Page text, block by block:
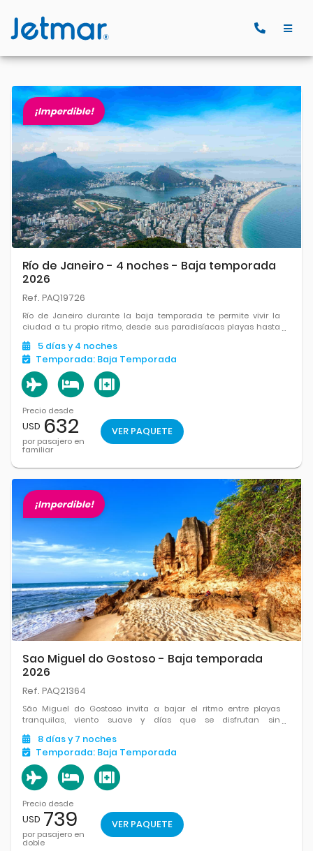
¡Imperdible!
Río de Janeiro - 4 noches - Baja temporada
2026
Ref. PAQ19726
Río de Janeiro durante la baja temporada te permite vivir la
ciudad a tu propio ritmo, desde sus paradisíacas playas hasta
5 díasy 4 noches
Temporada: Baja Temporada
Precio desde
USD 632
por pasajero en
familiar
VER PAQUETE
¡Imperdible!
Sao Miguel do Gostoso - Baja temporada
2026
Ref. PAQ21364
São Miguel do Gostoso invita a bajar el ritmo entre playas
tranquilas, viento suave y días que se disfrutan sin
8 díasy 7 noches
Temporada: Baja Temporada
Precio desde
USD 739
por pasajero en
doble
VER PAQUETE